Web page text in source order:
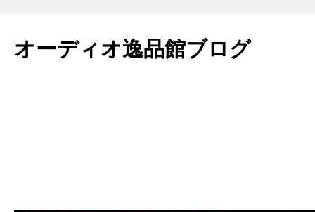
テ
ン
オーディオ逸品館ブログ